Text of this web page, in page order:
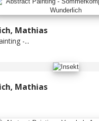
Mathias
-...
Mathias